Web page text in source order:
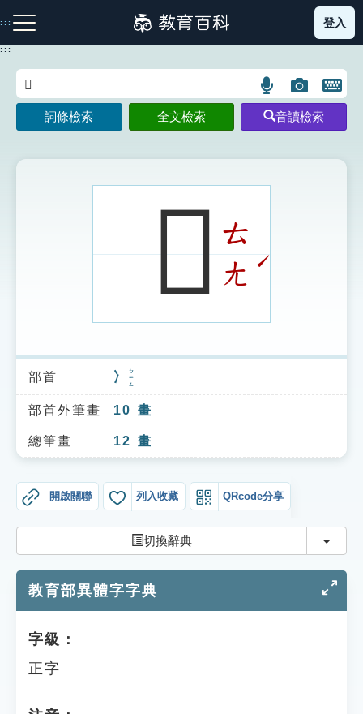
到
主
:::
注音索引圖示 筆畫索引圖示 部首索引表圖示
索引選單
知識索引
單字索引
遊戲專區
教學應用
貓頭鷹博士
登入
:::
語
言
搜
示
圖
片
搜
開
鍵
圖
詞條檢索 全文檢索 音讀檢索
𠗶ㄊ
ㄤˊ
部首 冫 ㄅㄧㄥ
部首外筆畫 10 畫
總筆畫 12 畫
開啟關聯 列入收藏 QRcode分享
切換辭典 切換
教育部異體字字典
字級：
正字